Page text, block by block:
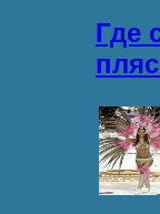
Где